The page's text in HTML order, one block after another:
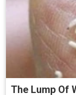
The Lump Of